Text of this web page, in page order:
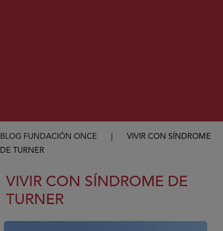
Ruta de navegación
BLOG FUNDACIÓN ONCE
VIVIR CON SÍNDROME
DE TURNER
VIVIR CON SÍNDROME DE
TURNER